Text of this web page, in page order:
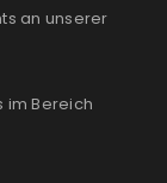
an unserer
im Bereich